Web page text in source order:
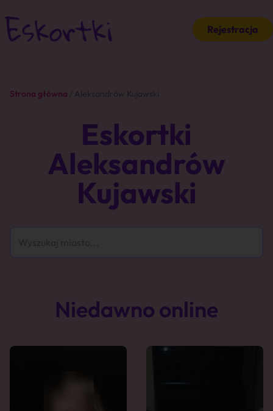
Rejestracja
Strona główna / Aleksandrów Kujawski
Eskortki
Aleksandrów
Kujawski
Niedawno online